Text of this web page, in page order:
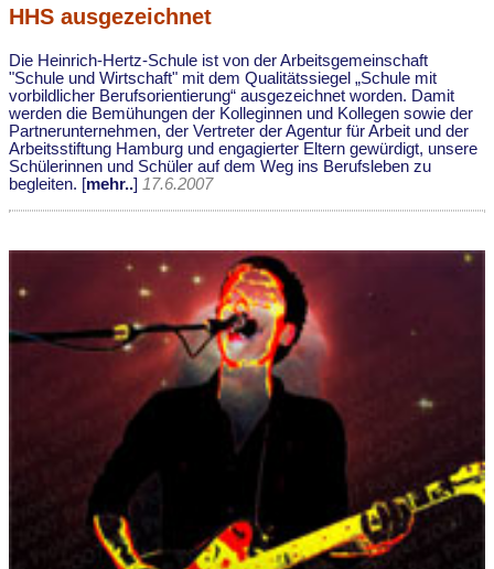
HHS ausgezeichnet
Die Heinrich-Hertz-Schule ist von der Arbeitsgemeinschaft
"Schule und Wirtschaft" mit dem Qualitätssiegel „Schule mit
vorbildlicher Berufsorientierung“ ausgezeichnet worden. Damit
werden die Bemühungen der Kolleginnen und Kollegen sowie der
Partnerunternehmen, der Vertreter der Agentur für Arbeit und der
Arbeitsstiftung Hamburg und engagierter Eltern gewürdigt, unsere
Schülerinnen und Schüler auf dem Weg ins Berufsleben zu
begleiten. [mehr..] 17.6.2007